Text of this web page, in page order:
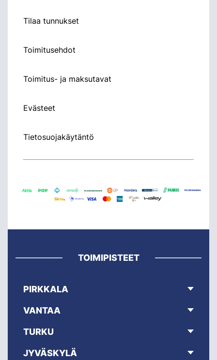
Tilaa tunnukset
Toimitusehdot
Toimitus- ja maksutavat
Evästeet
Tietosuojakäytäntö
TOIMIPISTEET
PIRKKALA
VANTAA
TURKU
JYVÄSKYLÄ